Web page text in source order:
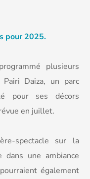
pour 2025.
plusieurs
Daiza, un parc
pour ses décors
en juillet.
spectacle sur la
dans une ambiance
également